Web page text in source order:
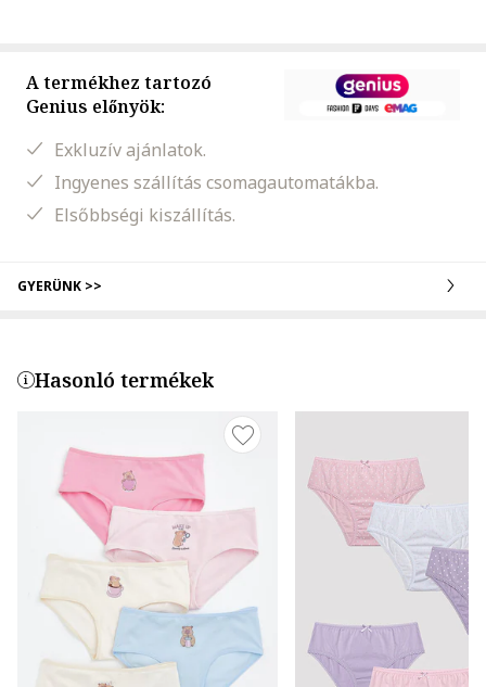
A termékhez tartozó
Genius előnyök:
Exkluzív ajánlatok.
Ingyenes szállítás csomagautomatákba.
Elsőbbségi kiszállítás.
GYERÜNK >>
Hasonló termékek